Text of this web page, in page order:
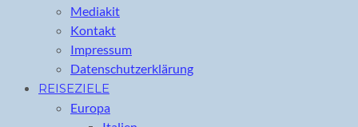
Mediakit
Kontakt
Impressum
Datenschutzerklärung
REISEZIELE
Europa